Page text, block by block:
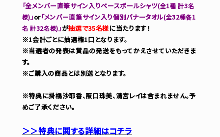
「全メンバー直筆サイン入りベースボールシャツ(全1種 計3名
様) 」or「メンバー直筆サイン入り個別バナータオル(全32種各1
名 計32名様) 」が抽選で35名様に当たります！
※1会計ごとに抽選権1口となります。
※当選者の発表は賞品の発送をもってかえさせていただきま
す。
※ご購入の商品とは別送となります。
※特典に掛橋沙耶香、阪口珠美、清宮レイは含まれません。予
めご了承ください。
＞＞特典に関する詳細はコチラ